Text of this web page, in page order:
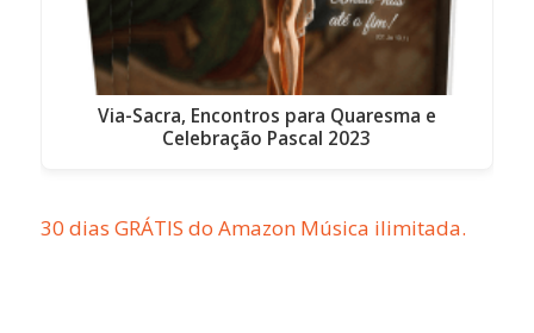
Via-Sacra, Encontros para Quaresma e
Celebração Pascal 2023
30 dias GRÁTIS do Amazon Música ilimitada.